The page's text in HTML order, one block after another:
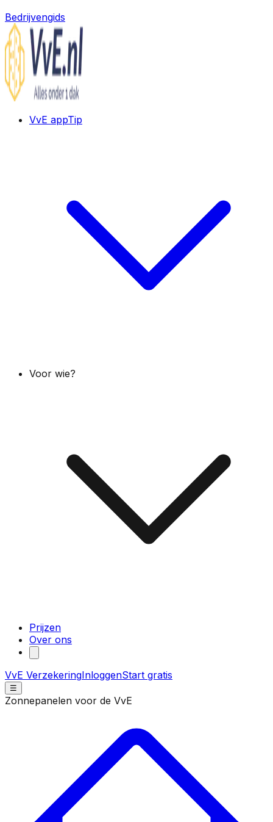
Bedrijvengids
VvE appTip
Voor wie?
Prijzen
Over ons
VvE VerzekeringInloggenStart gratis
☰
Zonnepanelen voor de VvE